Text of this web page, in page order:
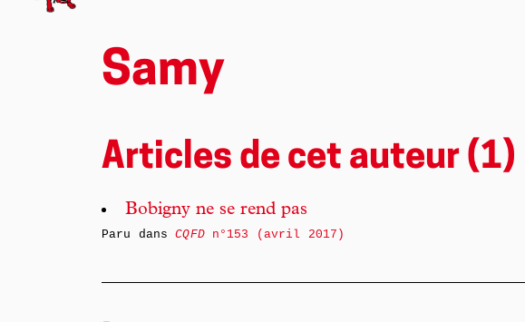
Samy
Articles de cet auteur (1)
Bobigny ne se rend pas
Paru dansCQFDn°153 (avril 2017)